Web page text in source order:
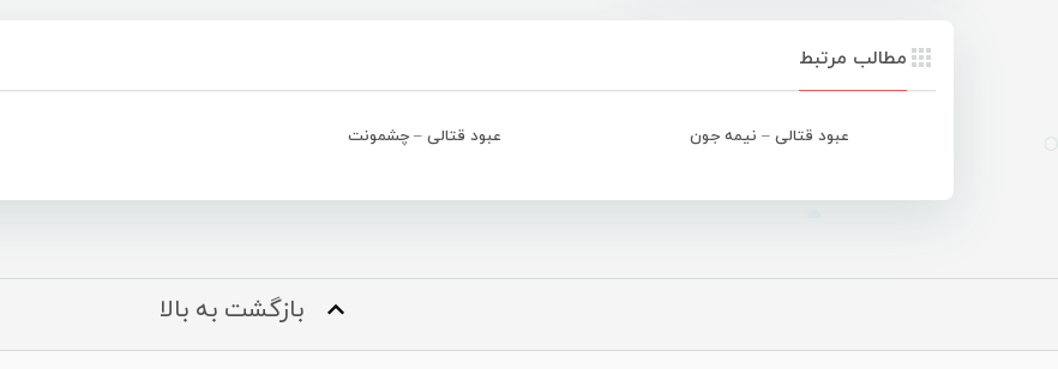
مطالب مرتبط
عبود قتالی – نیمه جون عبود قتالی – چشمونت
بازگشت به بالا